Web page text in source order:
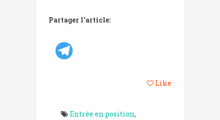
Partager l'article:
Like
Entrée en position,